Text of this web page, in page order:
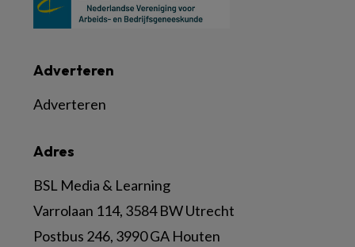
Adres
BSL Media & Learning
Varrolaan 114, 3584 BW Utrecht
Postbus 246, 3990 GA Houten
Adverteren
Adverteren